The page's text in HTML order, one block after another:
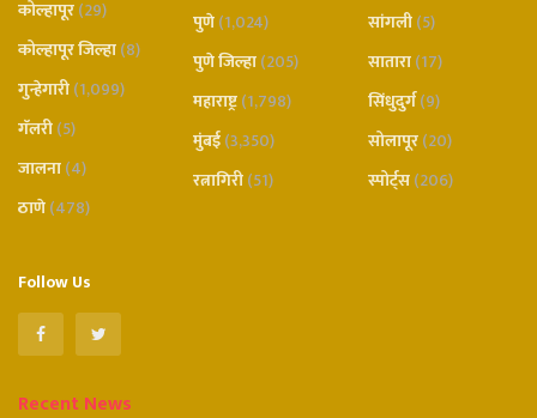
कोल्हापूर(29)
कोल्हापूर जिल्हा(8)
गुन्हेगारी(1,099)
गॅलरी(5)
जालना(4)
ठाणे(478)
पुणे(1,024)
पुणे जिल्हा(205)
महाराष्ट्र(1,798)
मुंबई(3,350)
रत्नागिरी(51)
सांगली(5)
सातारा(17)
सिंधुदुर्ग(9)
सोलापूर(20)
स्पोर्ट्स(206)
Follow Us
Recent News